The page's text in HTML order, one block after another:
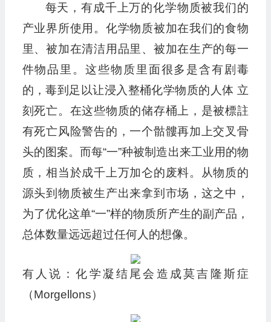
每天，有成千上万的化学物质被我们的
产业界所使用。化学物质被加在我们的食物
里、被加在清洁用品里、被加在生产的每一
件物品里。这些物质里面很多是含有剧毒
的，毒到足以让浸入整桶化学物质的人体 立
刻死亡。在这些物质的储存桶上，是被標註
有死亡风险警告的，一个骷髏再加上交叉骨
头的图案。而每“一”种被制造出来工业用的物
质，相当於成千上万加仑的废料。从物质的
源头到物质被生产出来拿到市场，这之中，
为了优化这单“一”样的物质所产生的副产品，
总体数量远远超过任何人的想像。
有人说：化学凝结尾会造成莫吉隆斯症
（Morgellons）